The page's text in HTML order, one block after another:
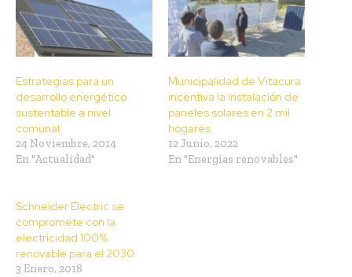
Estrategias para un
desarrollo energético
sustentable a nivel
comunal
24 Noviembre, 2014
En "Actualidad"
Municipalidad de Vitacura
incentiva la instalación de
paneles solares en 2 mil
hogares
12 Junio, 2022
En "Energías renovables"
Schneider Electric se
compromete con la
electricidad 100%
renovable para el 2030
3 Enero, 2018